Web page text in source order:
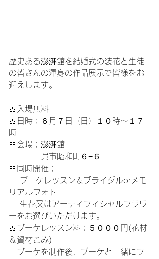
歴史ある澎湃館を結婚式の装花と生徒
の皆さんの渾身の作品展示で皆様をお
迎えします。
🎀入場無料
🎀日時；６月７日（日）１０時〜１７
時
🎀会場；澎湃館
呉市昭和町６−６
🎀同時開催；
ブーケレッスン＆ブライダルorメモ
リアルフォト
生花又はアーティフィシャルフラワ
ーをお選びいただけます。
🎀ブーケレッスン料；５０００円(花材
＆資材こみ)
ブーケを制作後、ブーケと一緒にフ